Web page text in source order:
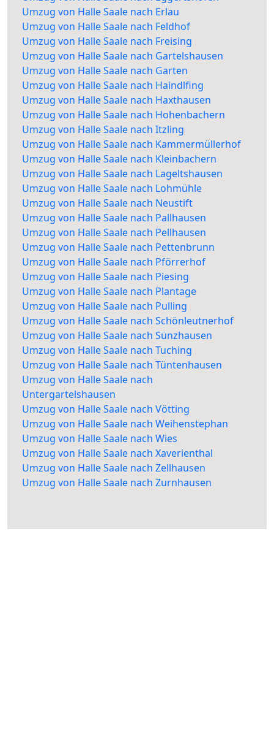
Umzug von Halle Saale nach Erlau
Umzug von Halle Saale nach Feldhof
Umzug von Halle Saale nach Freising
Umzug von Halle Saale nach Gartelshausen
Umzug von Halle Saale nach Garten
Umzug von Halle Saale nach Haindlfing
Umzug von Halle Saale nach Haxthausen
Umzug von Halle Saale nach Hohenbachern
Umzug von Halle Saale nach Itzling
Umzug von Halle Saale nach Kammermüllerhof
Umzug von Halle Saale nach Kleinbachern
Umzug von Halle Saale nach Lageltshausen
Umzug von Halle Saale nach Lohmühle
Umzug von Halle Saale nach Neustift
Umzug von Halle Saale nach Pallhausen
Umzug von Halle Saale nach Pellhausen
Umzug von Halle Saale nach Pettenbrunn
Umzug von Halle Saale nach Pförrerhof
Umzug von Halle Saale nach Piesing
Umzug von Halle Saale nach Plantage
Umzug von Halle Saale nach Pulling
Umzug von Halle Saale nach Schönleutnerhof
Umzug von Halle Saale nach Sünzhausen
Umzug von Halle Saale nach Tuching
Umzug von Halle Saale nach Tüntenhausen
Umzug von Halle Saale nach
Untergartelshausen
Umzug von Halle Saale nach Vötting
Umzug von Halle Saale nach Weihenstephan
Umzug von Halle Saale nach Wies
Umzug von Halle Saale nach Xaverienthal
Umzug von Halle Saale nach Zellhausen
Umzug von Halle Saale nach Zurnhausen